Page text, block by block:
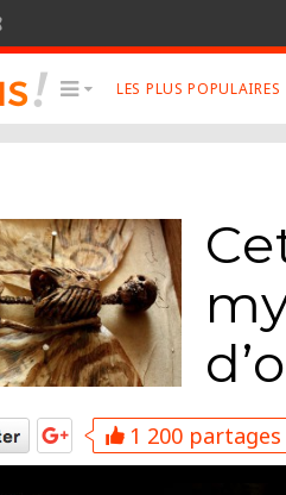
Art
Photographies
Robot
Musique
Cinema
LES PLUS POPULAIRES
1 200 partages